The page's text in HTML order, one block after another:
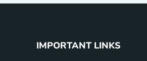
IMPORTANT LINKS